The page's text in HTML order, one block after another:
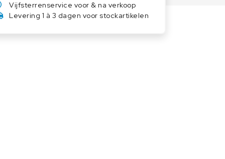
Software
Vijfsterrenservice voor & na verkoop
Levering 1 à 3 dagen voor stockartikelen